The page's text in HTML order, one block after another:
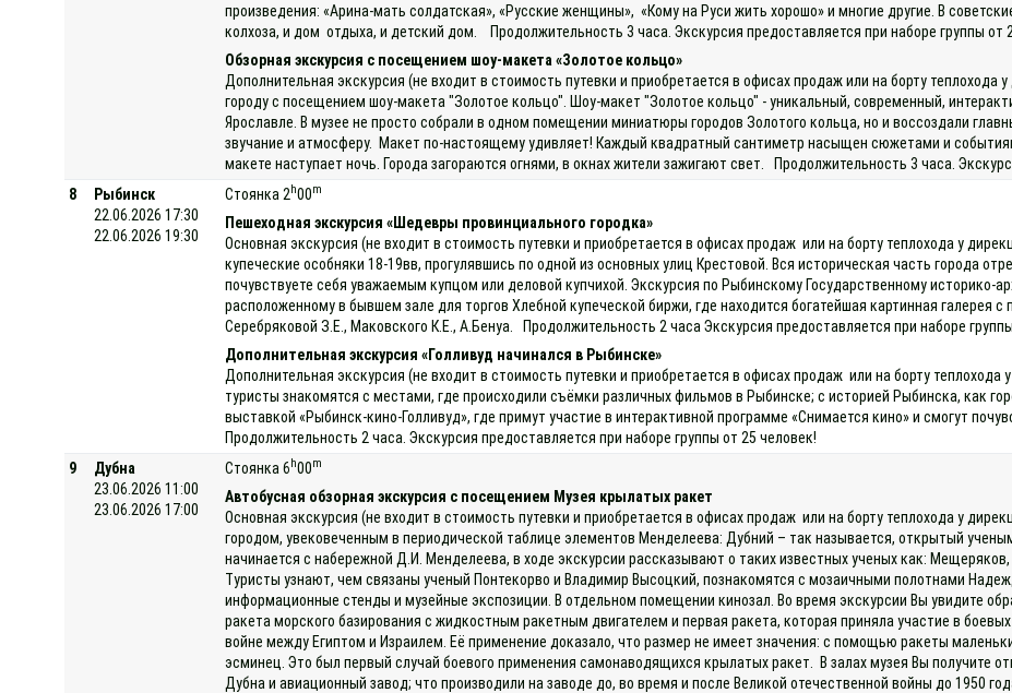
произведения: «Арина-мать солдатская», «Русские женщины», «Кому на Руси жить хорошо» и многие другие. В
колхоза, и дом отдыха, и детский дом. Продолжительность 3 часа. Экскурсия предоставляется при наборе группы от
Обзорная экскурсия с посещением шоу-макета «Золотое кольцо»
Дополнительная экскурсия (не входит в стоимость путевки и приобретается в офисах продаж или на борту
городу с посещением шоу-макета "Золотое кольцо". Шоу-макет "Золотое кольцо" - уникальный, современный,
Ярославле. В музее не просто собрали в одном помещении миниатюры городов Золотого кольца, но и воссоздали
звучание и атмосферу. Макет по-настоящему удивляет! Каждый квадратный сантиметр насыщен сюжетами и
макете наступает ночь. Города загораются огнями, в окнах жители зажигают свет. Продолжительность 3 часа.
8
Рыбинск
22.06.2026 17:30
22.06.2026 19:30
Стоянка 2 h00m
Пешеходная экскурсия «Шедевры провинциального городка»
Основная экскурсия (не входит в стоимость путевки и приобретается в офисах продаж или на борту теплохода у
купеческие особняки 18-19вв, прогулявшись по одной из основных улиц Крестовой. Вся историческая часть города
почувствуете себя уважаемым купцом или деловой купчихой. Экскурсия по Рыбинскому Государственному историко-
расположенному в бывшем зале для торгов Хлебной купеческой биржи, где находится богатейшая картинная галерея
Серебряковой З.Е., Маковского К.Е., А.Бенуа. Продолжительность 2 часа Экскурсия предоставляется при наборе
Дополнительная экскурсия «Голливуд начинался в Рыбинске»
Дополнительная экскурсия (не входит в стоимость путевки и приобретается в офисах продаж или на борту
туристы знакомятся с местами, где происходили съёмки различных фильмов в Рыбинске; с историей Рыбинска, как
выставкой «Рыбинск-кино-Голливуд», где примут участие в интерактивной программе «Снимается кино» и смогут
Продолжительность 2 часа. Экскурсия предоставляется при наборе группы от 25 человек!
9
Дубна
23.06.2026 11:00
23.06.2026 17:00
Стоянка 6 h00m
Автобусная обзорная экскурсия с посещением Музея крылатых ракет
Основная экскурсия (не входит в стоимость путевки и приобретается в офисах продаж или на борту теплохода у
городом, увековеченным в периодической таблице элементов Менделеева: Дубний – так называется, открытый
начинается с набережной Д.И. Менделеева, в ходе экскурсии рассказывают о таких известных ученых как:
Туристы узнают, чем связаны ученый Понтекорво и Владимир Высоцкий, познакомятся с мозаичными полотнами
информационные стенды и музейные экспозиции. В отдельном помещении кинозал. Во время экскурсии Вы увидите
ракета морского базирования с жидкостным ракетным двигателем и первая ракета, которая приняла участие в
войне между Египтом и Израилем. Её применение доказало, что размер не имеет значения: с помощью ракеты
эсминец. Это был первый случай боевого применения самонаводящихся крылатых ракет. В залах музея Вы получите
Дубна и авиационный завод; что производили на заводе до, во время и после Великой отечественной войны до 1950